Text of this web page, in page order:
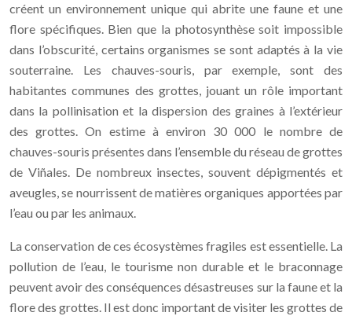
créent un environnement unique qui abrite une faune et une
flore spécifiques. Bien que la photosynthèse soit impossible
dans l’obscurité, certains organismes se sont adaptés à la vie
souterraine. Les chauves-souris, par exemple, sont des
habitantes communes des grottes, jouant un rôle important
dans la pollinisation et la dispersion des graines à l’extérieur
des grottes. On estime à environ 30 000 le nombre de
chauves-souris présentes dans l’ensemble du réseau de grottes
de Viñales. De nombreux insectes, souvent dépigmentés et
aveugles, se nourrissent de matières organiques apportées par
l’eau ou par les animaux.
La conservation de ces écosystèmes fragiles est essentielle. La
pollution de l’eau, le tourisme non durable et le braconnage
peuvent avoir des conséquences désastreuses sur la faune et la
flore des grottes. Il est donc important de visiter les grottes de